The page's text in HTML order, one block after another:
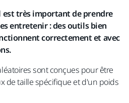
est très important de prendre
entretenir : des outils bien
correctement et avec
sont conçues pour être
de taille spécifique et d'un poids